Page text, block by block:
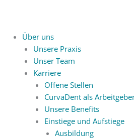
Über uns
Unsere Praxis
Unser Team
Karriere
Offene Stellen
CurvaDent als
Unsere Benefits
Einstiege und Aufstiege
Ausbildung